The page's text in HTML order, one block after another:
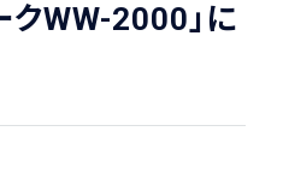
クWW-2000」に